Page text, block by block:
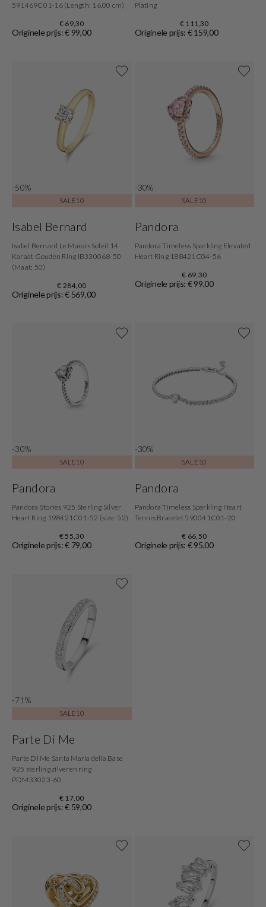
591469C01-16 (Length: 16.00 cm)
€ 69,30
Originele prijs: € 99,00
Plating
€ 111,30
Originele prijs: € 159,00
-50%
SALE10
Isabel Bernard
Isabel Bernard Le Marais Soleil 14
Karaat Gouden Ring IB330068-50
(Maat: 50)
€ 284,00
Originele prijs: € 569,00
-30%
SALE10
Pandora
Pandora Timeless Sparkling Elevated
Heart Ring 188421C04-56
€ 69,30
Originele prijs: € 99,00
-30%
SALE10
Pandora
Pandora Stories 925 Sterling Silver
Heart Ring 198421C01-52 (size: 52)
€ 55,30
Originele prijs: € 79,00
-30%
SALE10
Pandora
Pandora Timeless Sparkling Heart
Tennis Bracelet 590041C01-20
€ 66,50
Originele prijs: € 95,00
-71%
SALE10
Parte Di Me
Parte Di Me Santa Maria della Base
925 sterling zilveren ring
PDM33023-60
€ 17,00
Originele prijs: € 59,00